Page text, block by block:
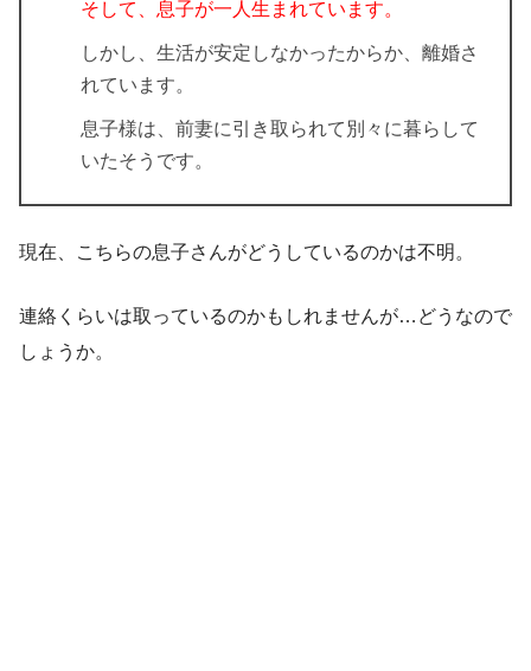
そして、息子が一人生まれています。
しかし、生活が安定しなかったからか、離婚さ
れています。
息子様は、前妻に引き取られて別々に暮らして
いたそうです。
現在、こちらの息子さんがどうしているのかは不明。
連絡くらいは取っているのかもしれませんが…どうなので
しょうか。